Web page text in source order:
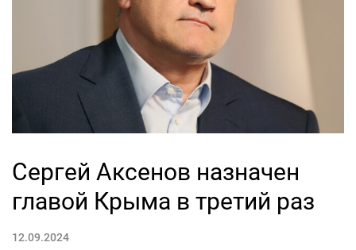
Сергей Аксенов назначен
главой Крыма в третий раз
12.09.2024